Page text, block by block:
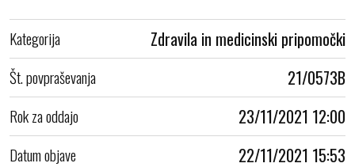
Kategorija Zdravila in medicinski pripomočki
Št. povpraševanja 21/0573B
Rok za oddajo 23/11/2021 12:00
Datum objave 22/11/2021 15:53